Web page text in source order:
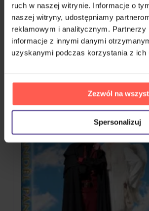
ruch w naszej witrynie. Informacje o
naszej witryny, udostępniamy
reklamowym i analitycznym. Partnerzy
informacje z innymi danymi
uzyskanymi podczas korzystania z ich
Zezwól na
Spersonalizuj
PODOBNE
Że ten głos przypadł wam do gustu?
Sprawdźcie, co jeszcze możecie